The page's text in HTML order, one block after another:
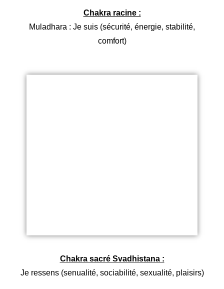
Chakra racine :
Muladhara : Je suis (sécurité, énergie, stabilité,
comfort)
Chakra sacré Svadhistana :
Je ressens (senualité, sociabilité, sexualité, plaisirs)